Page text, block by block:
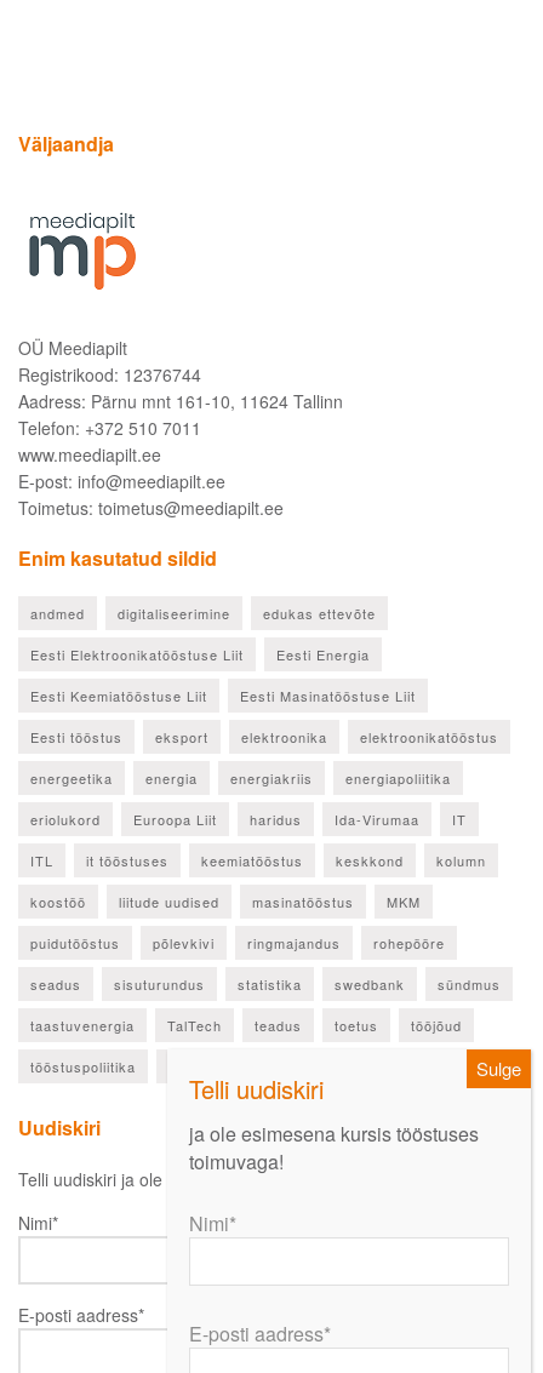
Väljaandja
OÜ Meediapilt
Registrikood: 12376744
Aadress: Pärnu mnt 161-10, 11624 Tallinn
Telefon: +372 510 7011
www.meediapilt.ee
E-post: info@meediapilt.ee
Toimetus: toimetus@meediapilt.ee
Enim kasutatud sildid
andmed digitaliseerimine edukas ettevõte
Eesti Elektroonikatööstuse Liit Eesti Energia
Eesti Keemiatööstuse Liit Eesti Masinatööstuse Liit
Eesti tööstus eksport elektroonika elektroonikatööstus
energeetika energia energiakriis energiapoliitika
eriolukord Euroopa Liit haridus Ida-Virumaa IT
ITL it tööstuses keemiatööstus keskkond kolumn
koostöö liitude uudised masinatööstus MKM
puidutööstus põlevkivi ringmajandus rohepööre
seadus sisuturundus statistika swedbank sündmus
taastuvenergia TalTech teadus toetus tööjõud
tööstuspoliitika
Uudiskiri
Telli uudiskiri ja ole esimesena kursis oluliste uudistega!
Nimi*
E-posti aadress*
ja ole esimesena kursis tööstuses
toimuvaga!
Nimi*
E-posti aadress*